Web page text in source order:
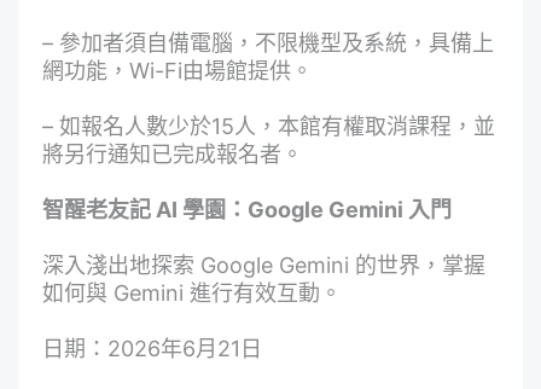
– 參加者須自備電腦，不限機型及系統，具備上
網功能，Wi-Fi由場館提供。
– 如報名人數少於15人，本館有權取消課程，並
將另行通知已完成報名者。
智醒老友記 AI 學園：Google Gemini 入門
深入淺出地探索 Google Gemini 的世界，掌握
如何與 Gemini 進行有效互動。
日期：2026年6月21日